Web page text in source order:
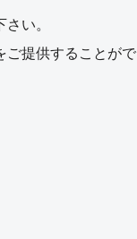
い。
ご提供することがで